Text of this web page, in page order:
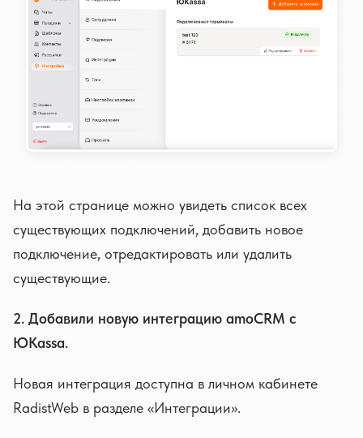
На этой странице можно увидеть список всех
существующих подключений, добавить новое
подключение, отредактировать или удалить
существующие.
2. Добавили новую интеграцию amoCRM с
ЮKassa.
Новая интеграция доступна в личном кабинете
RadistWeb в разделе «Интеграции».